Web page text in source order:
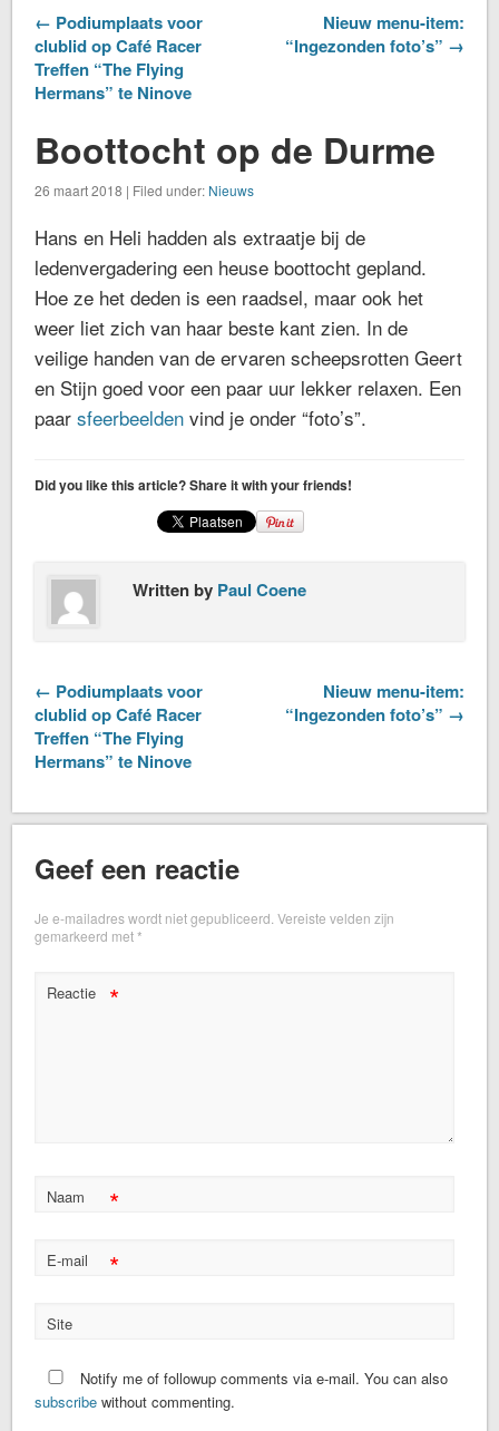
← Podiumplaats voor
clublid op Café Racer
Treffen “The Flying
Hermans” te Ninove
Nieuw menu-item:
“Ingezonden foto’s” →
Boottocht op de Durme
26 maart 2018 | Filed under: Nieuws
Hans en Heli hadden als extraatje bij de
ledenvergadering een heuse boottocht gepland.
Hoe ze het deden is een raadsel, maar ook het
weer liet zich van haar beste kant zien. In de
veilige handen van de ervaren scheepsrotten Geert
en Stijn goed voor een paar uur lekker relaxen. Een
paarsfeerbeelden vind je onder “foto’s”.
Did you like this article? Share it with your friends!
Written by Paul Coene
← Podiumplaats voor
clublid op Café Racer
Treffen “The Flying
Hermans” te Ninove
Nieuw menu-item:
“Ingezonden foto’s” →
Geef een reactie
Je e-mailadres wordt niet gepubliceerd. Vereiste velden zijn
gemarkeerd met*
Reactie *
Naam *
E-mail *
Site
Notify me of followup comments via e-mail. You can also
subscribe without commenting.